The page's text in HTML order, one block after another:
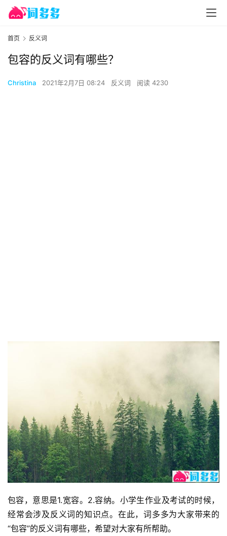
首页 反义词
包容的反义词有哪些？
Christina 2021年2月7日 08:24 反义词 阅读 4230
包容，意思是1.宽容。2.容纳。小学生作业及考试的时候，
经常会涉及反义词的知识点。在此，词多多为大家带来的
“包容”的反义词有哪些，希望对大家有所帮助。